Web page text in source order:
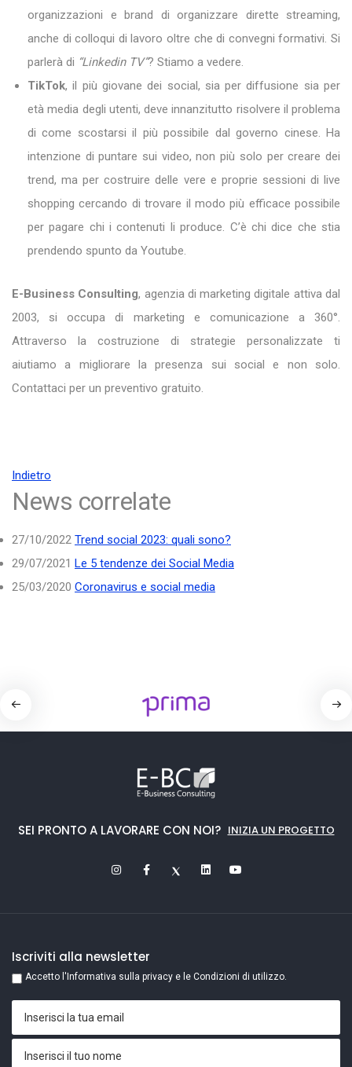
organizzazioni e brand di organizzare dirette streaming,
anche di colloqui di lavoro oltre che di convegni formativi. Si
parlerà di “Linkedin TV”? Stiamo a vedere.
TikTok, il più giovane dei social, sia per diffusione sia per
età media degli utenti, deve innanzitutto risolvere il problema
di come scostarsi il più possibile dal governo cinese. Ha
intenzione di puntare sui video, non più solo per creare dei
trend, ma per costruire delle vere e proprie sessioni di live
shopping cercando di trovare il modo più efficace possibile
per pagare chi i contenuti li produce. C’è chi dice che stia
prendendo spunto da Youtube.
E-Business Consulting, agenzia di marketing digitale attiva dal
2003, si occupa di marketing e comunicazione a 360°.
Attraverso la costruzione di strategie personalizzate ti
aiutiamo a migliorare la presenza sui social e non solo.
Contattaci per un preventivo gratuito.
Indietro
News correlate
27/10/2022 Trend social 2023: quali sono?
29/07/2021 Le 5 tendenze dei Social Media
25/03/2020 Coronavirus e social media
SEI PRONTO A LAVORARE CON NOI? INIZIA UN PROGETTO
Iscriviti alla newsletter
Accetto l'Informativa sulla privacy e le Condizioni di utilizzo.